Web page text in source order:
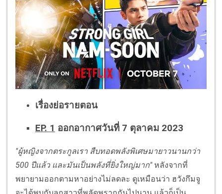
เรื่องย่อรายตอน
EP. 1 ออกอากาศวันที่ 7 ตุลาคม 2023
"ผู้หญิงจากตระกูลเรา สืบทอดพลังพิเศษมายาวนานกว่า
500 ปีแล้ว และมันเป็นพลังที่ยิ่งใหญ่มาก"หลังจากที่
พยายามออกตามหาอย่างไม่ลดละ ดูเหมือนว่า ฮวังกึมจู